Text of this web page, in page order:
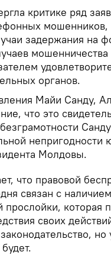
критике ряд
мошенников,
задержания на
органов.
Майи Санду,
что это
непригодности
Молдовы.
что правовой
связан с наличием
прослойки, которая
своих
но